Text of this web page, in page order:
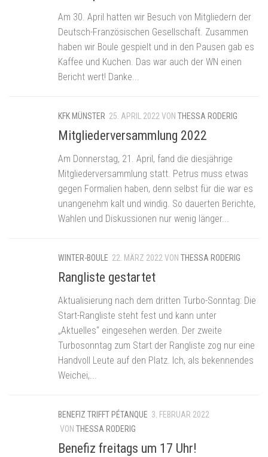
Am 30. April hatten wir Besuch von Mitgliedern der
Deutsch-Französischen Gesellschaft. Zusammen
haben wir Boule gespielt und in den Pausen gab es
Kaffee und Kuchen. Das war auch der WN einen
Bericht wert! Danke...
KFK MÜNSTER 25. APRIL 2022 VON THESSA RODERIG
Mitgliederversammlung 2022
Am Donnerstag, 21. April, fand die diesjährige
Mitgliederversammlung statt. Petrus muss etwas
gegen Formalien haben, denn selbst für die war es
unangenehm kalt und windig. So dauerten Berichte,
Wahlen und Diskussionen nur wenig länger...
WINTER-BOULE 22. MÄRZ 2022 VON THESSA RODERIG
Rangliste gestartet
Aktualisierung nach dem dritten Turbo-Sonntag: Die
Start-Rangliste steht fest und kann unter
„Aktuelles“ eingesehen werden. Der zweite
Turbosonntag zum Start der Rangliste zog nur eine
Handvoll Leute auf den Platz. Ich, als bekennendes
Weichei,...
BENEFIZ TRIFFT PÉTANQUE 3. FEBRUAR 2022
VON THESSA RODERIG
Benefiz freitags um 17 Uhr!